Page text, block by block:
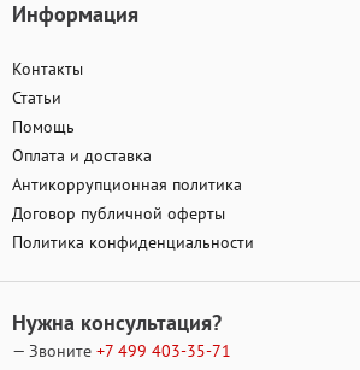
Информация
Контакты
Статьи
Помощь
Оплата и доставка
Антикоррупционная политика
Договор публичной оферты
Политика конфиденциальности
Нужна консультация?
— Звоните +7 499 403-35-71